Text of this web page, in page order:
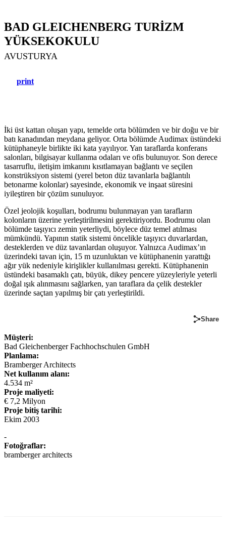
BAD GLEICHENBERG TURİZM
YÜKSEKOKULU
AVUSTURYA
print
İki üst kattan oluşan yapı, temelde orta bölümden ve bir doğu ve bir
batı kanadından meydana geliyor. Orta bölümde Audimax üstündeki
kütüphaneyle birlikte iki kata yayılıyor. Yan taraflarda konferans
salonları, bilgisayar kullanma odaları ve ofis bulunuyor. Son derece
tasarruflu, iletişim imkanını kısıtlamayan bağlantı ve seçilen
konstrüksiyon sistemi (yerel beton düz tavanlarla bağlantılı
betonarme kolonlar) sayesinde, ekonomik ve inşaat süresini
iyileştiren bir çözüm sunuluyor.
Özel jeolojik koşulları, bodrumu bulunmayan yan tarafların
kolonların üzerine yerleştirilmesini gerektiriyordu. Bodrumu olan
bölümde taşıyıcı zemin yeterliydi, böylece düz temel atılması
mümkündü. Yapının statik sistemi öncelikle taşıyıcı duvarlardan,
desteklerden ve düz tavanlardan oluşuyor. Yalnızca Audimax’ın
üzerindeki tavan için, 15 m uzunluktan ve kütüphanenin yarattığı
ağır yük nedeniyle kirişlikler kullanılması gerekti. Kütüphanenin
üstündeki basamaklı çatı, büyük, dikey pencere yüzeyleriyle yeterli
doğal ışık alınmasını sağlarken, yan taraflara da çelik destekler
üzerinde saçtan yapılmış bir çatı yerleştirildi.
Share
Müşteri:
Bad Gleichenberger Fachhochschulen GmbH
Planlama:
Bramberger Architects
Net kullanım alanı:
4.534 m²
Proje maliyeti:
€ 7,2 Milyon
Proje bitiş tarihi:
Ekim 2003
-
Fotoğraflar:
bramberger architects